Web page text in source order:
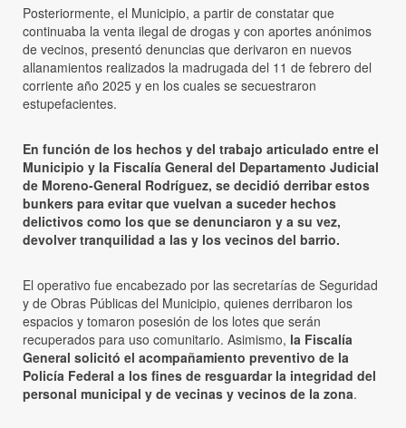
Posteriormente, el Municipio, a partir de constatar que
continuaba la venta ilegal de drogas y con aportes anónimos
de vecinos, presentó denuncias que derivaron en nuevos
allanamientos realizados la madrugada del 11 de febrero del
corriente año 2025 y en los cuales se secuestraron
estupefacientes.
En función de los hechos y del trabajo articulado entre el
Municipio y la Fiscalía General del Departamento Judicial
de Moreno-General Rodríguez, se decidió derribar estos
bunkers para evitar que vuelvan a suceder hechos
delictivos como los que se denunciaron y a su vez,
devolver tranquilidad a las y los vecinos del barrio.
El operativo fue encabezado por las secretarías de Seguridad
y de Obras Públicas del Municipio, quienes derribaron los
espacios y tomaron posesión de los lotes que serán
recuperados para uso comunitario. Asimismo, la Fiscalía
General solicitó el acompañamiento preventivo de la
Policía Federal a los fines de resguardar la integridad del
personal municipal y de vecinas y vecinos de la zona.